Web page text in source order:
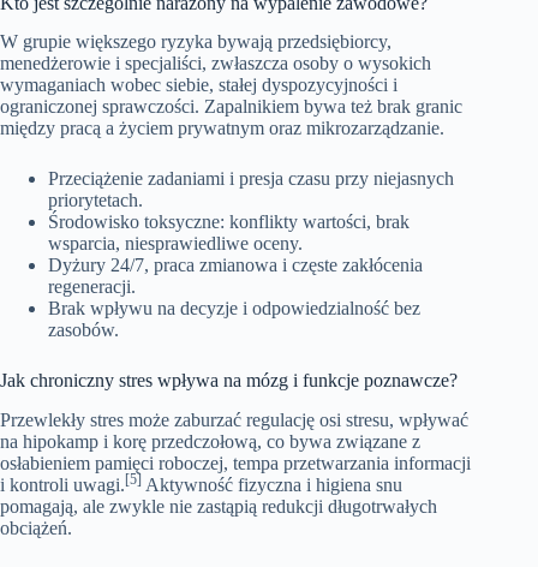
W grupie większego ryzyka bywają przedsiębiorcy,
menedżerowie i specjaliści, zwłaszcza osoby o wysokich
wymaganiach wobec siebie, stałej dyspozycyjności i
ograniczonej sprawczości. Zapalnikiem bywa też brak granic
między pracą a życiem prywatnym oraz mikrozarządzanie.
Przeciążenie zadaniami i presja czasu przy niejasnych
priorytetach.
Środowisko toksyczne: konflikty wartości, brak
wsparcia, niesprawiedliwe oceny.
Dyżury 24/7, praca zmianowa i częste zakłócenia
regeneracji.
Brak wpływu na decyzje i odpowiedzialność bez
zasobów.
Jak chroniczny stres wpływa na mózg i funkcje poznawcze?
Przewlekły stres może zaburzać regulację osi stresu, wpływać
na hipokamp i korę przedczołową, co bywa związane z
osłabieniem pamięci roboczej, tempa przetwarzania informacji
i kontroli uwagi.[5] Aktywność fizyczna i higiena snu
pomagają, ale zwykle nie zastąpią redukcji długotrwałych
obciążeń.